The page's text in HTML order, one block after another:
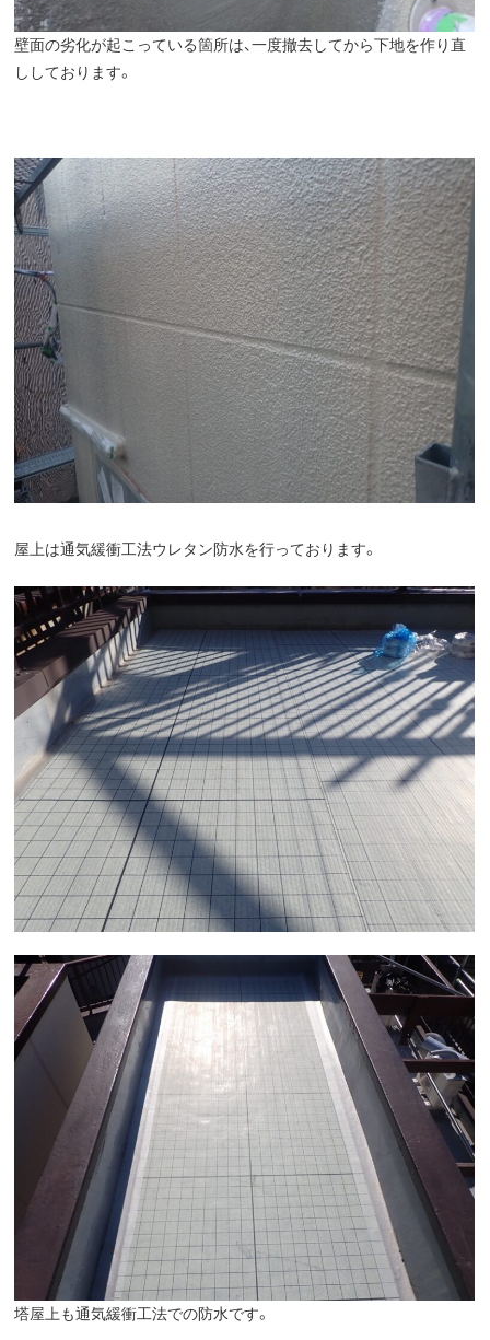
壁面の劣化が起こっている箇所は、一度撤去してから下地を作り直
ししております。
屋上は通気緩衝工法ウレタン防水を行っております。
塔屋上も通気緩衝工法での防水です。